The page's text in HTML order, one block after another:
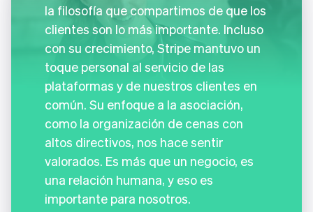
la filosofía que compartimos de que los
clientes son lo más importante. Incluso
con su crecimiento, Stripe mantuvo un
toque personal al servicio de las
plataformas y de nuestros clientes en
común. Su enfoque a la asociación,
como la organización de cenas con
altos directivos, nos hace sentir
valorados. Es más que un negocio, es
una relación humana, y eso es
importante para nosotros.